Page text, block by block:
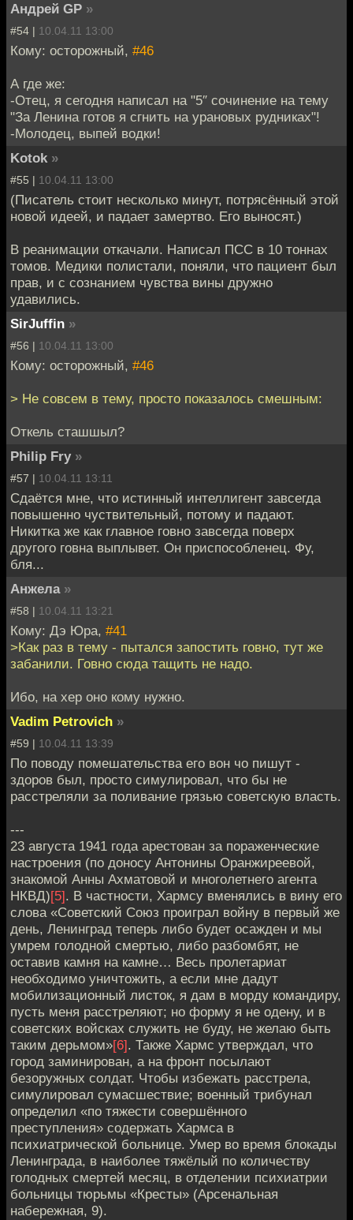
Андрей GP »
#54 | 10.04.11 13:00
Кому: осторожный, #46
А где же:
-Отец, я сегодня написал на "5″ сочинение на тему
"За Ленина готов я сгнить на урановых рудниках"!
-Молодец, выпей водки!
Kotok »
#55 | 10.04.11 13:00
(Писатель стоит несколько минут, потрясённый этой
новой идеей, и падает замертво. Его выносят.)
В реанимации откачали. Написал ПСС в 10 тоннах
томов. Медики полистали, поняли, что пациент был
прав, и с сознанием чувства вины дружно
удавились.
SirJuffin »
#56 | 10.04.11 13:00
Кому: осторожный, #46
> Не совсем в тему, просто показалось смешным:
Откель сташшыл?
Philip Fry »
#57 | 10.04.11 13:11
Сдаётся мне, что истинный интеллигент завсегда
повышенно чуствительный, потому и падают.
Никитка же как главное говно завсегда поверх
другого говна выплывет. Он приспособленец. Фу,
бля...
Анжела »
#58 | 10.04.11 13:21
Кому: Дэ Юра, #41
>Как раз в тему - пытался запостить говно, тут же
забанили. Говно сюда тащить не надо.
Ибо, на хер оно кому нужно.
Vadim Petrovich »
#59 | 10.04.11 13:39
По поводу помешательства его вон чо пишут -
здоров был, просто симулировал, что бы не
расстреляли за поливание грязью советскую власть.
---
23 августа 1941 года арестован за пораженческие
настроения (по доносу Антонины Оранжиреевой,
знакомой Анны Ахматовой и многолетнего агента
НКВД)[5]. В частности, Хармсу вменялись в вину его
слова «Советский Союз проиграл войну в первый же
день, Ленинград теперь либо будет осажден и мы
умрем голодной смертью, либо разбомбят, не
оставив камня на камне… Весь пролетариат
необходимо уничтожить, а если мне дадут
мобилизационный листок, я дам в морду командиру,
пусть меня расстреляют; но форму я не одену, и в
советских войсках служить не буду, не желаю быть
таким дерьмом»[6]. Также Хармс утверждал, что
город заминирован, а на фронт посылают
безоружных солдат. Чтобы избежать расстрела,
симулировал сумасшествие; военный трибунал
определил «по тяжести совершённого
преступления» содержать Хармса в
психиатрической больнице. Умер во время блокады
Ленинграда, в наиболее тяжёлый по количеству
голодных смертей месяц, в отделении психиатрии
больницы тюрьмы «Кресты» (Арсенальная
набережная, 9).